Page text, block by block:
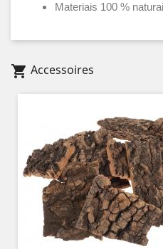
Materiais 100 %
shopping_cart Accessoires